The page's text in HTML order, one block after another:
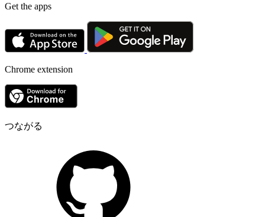
Get the apps
Chrome extension
つながる